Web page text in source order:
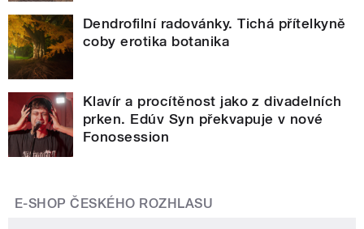
Dendrofilní radovánky. Tichá přítelkyně
coby erotika botanika
Klavír a procítěnost jako z divadelních
prken. Edúv Syn překvapuje v nové
Fonosession
E-SHOP ČESKÉHO ROZHLASU